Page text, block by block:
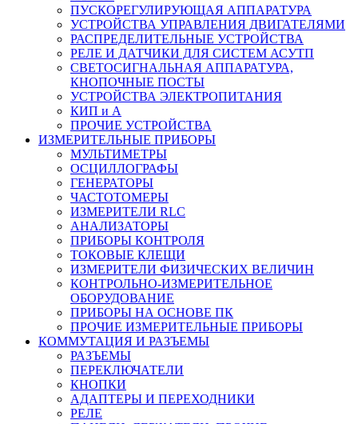
ПУСКОРЕГУЛИРУЮЩАЯ АППАРАТУРА
УСТРОЙСТВА УПРАВЛЕНИЯ ДВИГАТЕЛЯМИ
РАСПРЕДЕЛИТЕЛЬНЫЕ УСТРОЙСТВА
РЕЛЕ И ДАТЧИКИ ДЛЯ СИСТЕМ АСУТП
СВЕТОСИГНАЛЬНАЯ АППАРАТУРА,
КНОПОЧНЫЕ ПОСТЫ
УСТРОЙСТВА ЭЛЕКТРОПИТАНИЯ
КИП и А
ПРОЧИЕ УСТРОЙСТВА
ИЗМЕРИТЕЛЬНЫЕ ПРИБОРЫ
МУЛЬТИМЕТРЫ
ОСЦИЛЛОГРАФЫ
ГЕНЕРАТОРЫ
ЧАСТОТОМЕРЫ
ИЗМЕРИТЕЛИ RLC
АНАЛИЗАТОРЫ
ПРИБОРЫ КОНТРОЛЯ
ТОКОВЫЕ КЛЕЩИ
ИЗМЕРИТЕЛИ ФИЗИЧЕСКИХ ВЕЛИЧИН
КОНТРОЛЬНО-ИЗМЕРИТЕЛЬНОЕ
ОБОРУДОВАНИЕ
ПРИБОРЫ НА ОСНОВЕ ПК
ПРОЧИЕ ИЗМЕРИТЕЛЬНЫЕ ПРИБОРЫ
КОММУТАЦИЯ И РАЗЪЕМЫ
РАЗЪЕМЫ
ПЕРЕКЛЮЧАТЕЛИ
КНОПКИ
АДАПТЕРЫ И ПЕРЕХОДНИКИ
РЕЛЕ